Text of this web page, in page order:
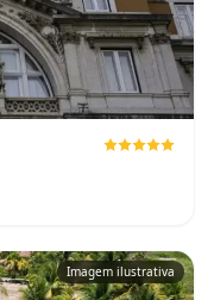
Imagem ilustrativa